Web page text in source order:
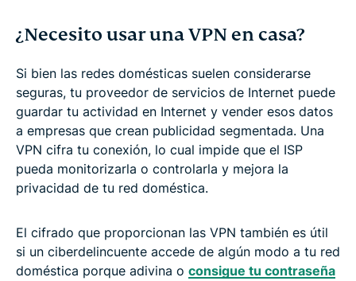
¿Necesito usar una VPN en casa?
Si bien las redes domésticas suelen considerarse
seguras, tu proveedor de servicios de Internet puede
guardar tu actividad en Internet y vender esos datos
a empresas que crean publicidad segmentada. Una
VPN cifra tu conexión, lo cual impide que el ISP
pueda monitorizarla o controlarla y mejora la
privacidad de tu red doméstica.
El cifrado que proporcionan las VPN también es útil
si un ciberdelincuente accede de algún modo a tu red
doméstica porque adivina o consigue tu contraseña